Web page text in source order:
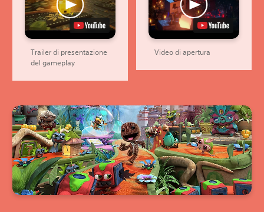
Trailer di presentazione
del gameplay
Video di apertura